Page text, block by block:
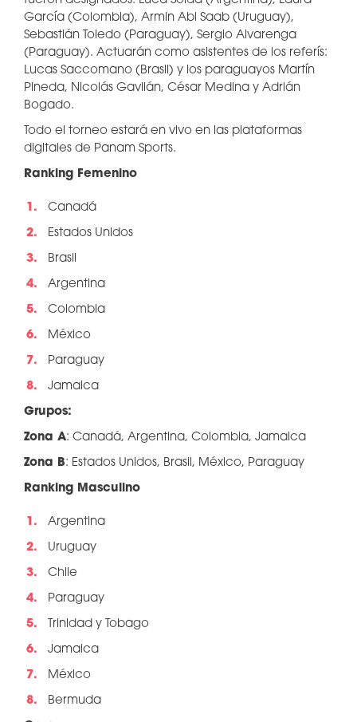
García (Colombia), Armin Abi Saab (Uruguay),
Sebastián Toledo (Paraguay), Sergio Alvarenga
(Paraguay). Actuarán como asistentes de los referís:
Lucas Saccomano (Brasil) y los paraguayos Martín
Pineda, Nicolás Gavilán, César Medina y Adrián
Bogado.
Todo el torneo estará en vivo en las plataformas
digitales de Panam Sports.
Ranking Femenino
Canadá
Estados Unidos
Brasil
Argentina
Colombia
México
Paraguay
Jamaica
Grupos:
Zona A: Canadá, Argentina, Colombia, Jamaica
Zona B: Estados Unidos, Brasil, México, Paraguay
Ranking Masculino
Argentina
Uruguay
Chile
Paraguay
Trinidad y Tobago
Jamaica
México
Bermuda